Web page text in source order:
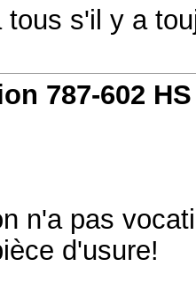
tous s'il y a
787-602 HS
n'a pas
d'usure!